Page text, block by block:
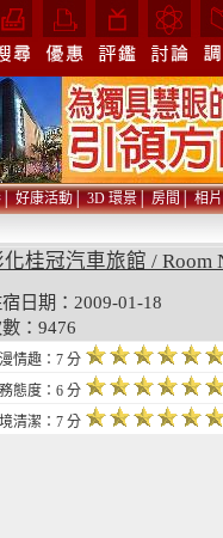
│好康活動│3D 環景│房間│相片
化桂冠汽車旅館 / Room
宿日期：2009-01-18
：9476
情趣：7 分
態度：6 分
清潔：7 分